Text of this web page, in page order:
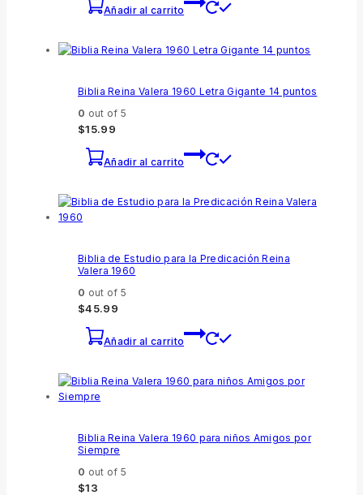
Añadir al carrito
Biblia Reina Valera 1960 Letra Gigante 14 puntos
0 out of 5
$15.99
Añadir al carrito
Biblia de Estudio para la Predicación Reina
Valera 1960
0 out of 5
$45.99
Añadir al carrito
Biblia Reina Valera 1960 para niños Amigos por
Siempre
0 out of 5
$13